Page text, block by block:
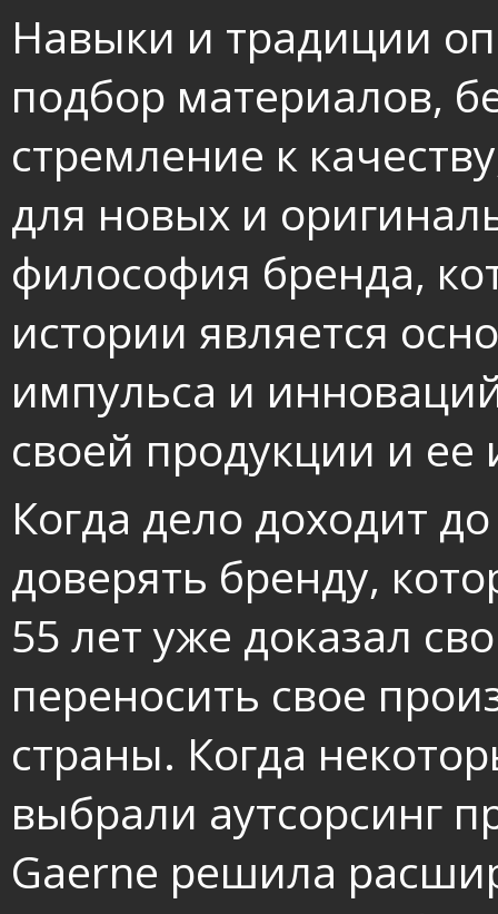
Навыки и традиции
подбор материалов,
стремление к
для новых и
философия бренда,
истории является
импульса и
своей продукции и ее
Когда дело доходит
доверять бренду,
55 лет уже доказал
переносить свое
страны. Когда
выбрали аутсорсинг
Gaerne решила